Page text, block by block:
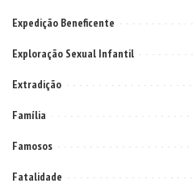
Expedição Beneficente
Exploração Sexual Infantil
Extradição
Família
Famosos
Fatalidade